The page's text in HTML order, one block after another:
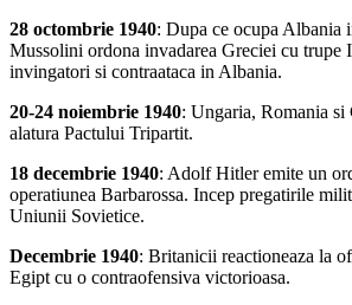
28 octombrie 1940: Dupa ce ocupa Albania
Mussolini ordona invadarea Greciei cu trupe
invingatori si contraataca in Albania.
20-24 noiembrie 1940: Ungaria, Romania si
alatura Pactului Tripartit.
18 decembrie 1940: Adolf Hitler emite un
operatiunea Barbarossa. Incep pregatirile
Uniunii Sovietice.
Decembrie 1940: Britanicii reactioneaza la
Egipt cu o contraofensiva victorioasa.